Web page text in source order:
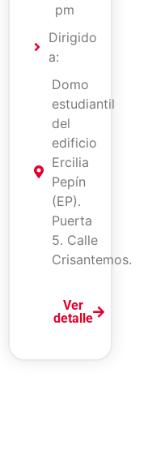
pm
Dirigido
a:
Domo
estudiantil
del
edificio
Ercilia
Pepín
(EP).
Puerta
5. Calle
Crisantemos.
Ver
detalle